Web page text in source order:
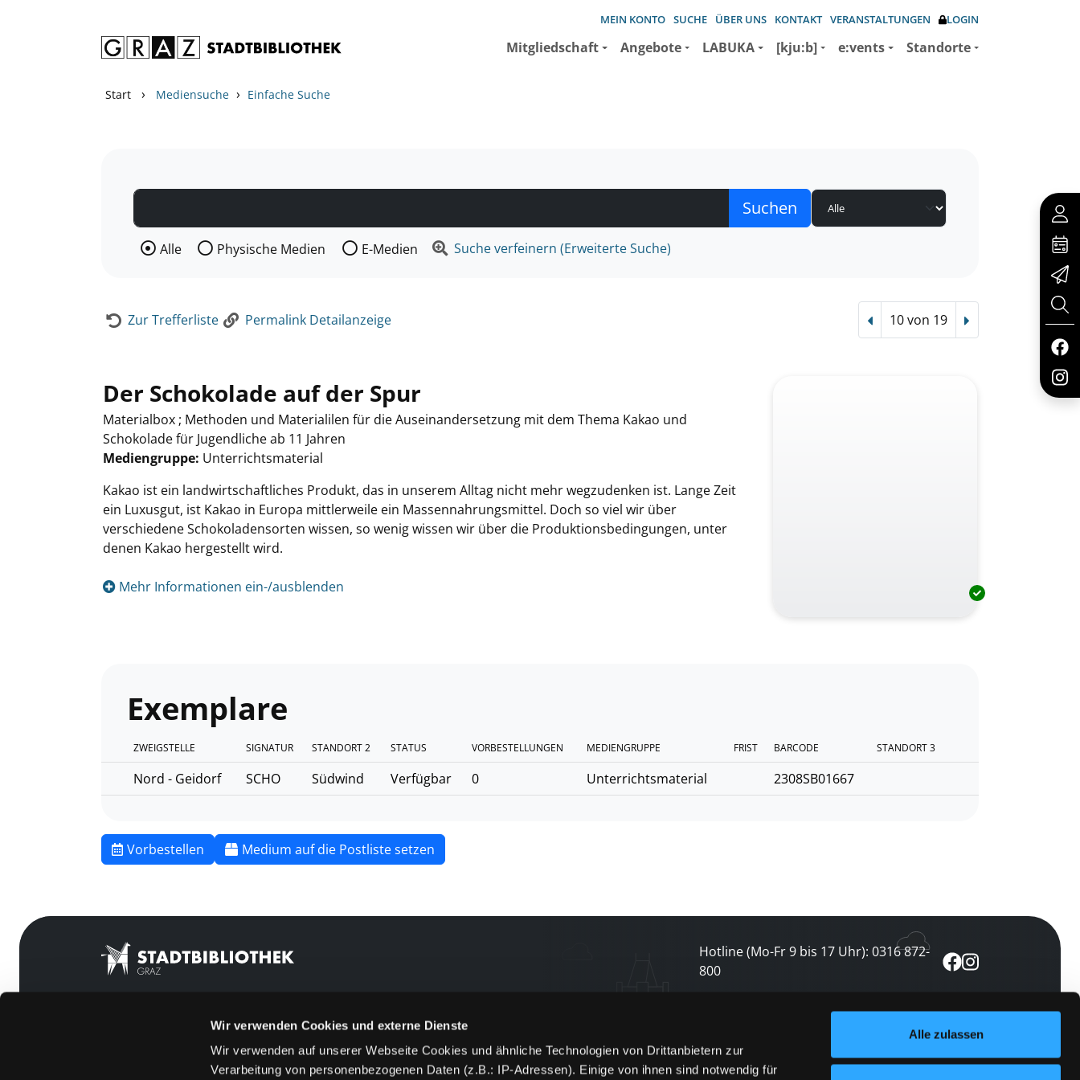
Wir verwenden Cookies und externe Dienste
Wir verwenden auf unserer Webseite Cookies und ähnliche Technologien von Drittanbietern zur
Verarbeitung von personenbezogenen Daten (z.B.: IP-Adressen). Einige von ihnen sind notwendig für
Alle zulassen
MEIN KONTO SUCHE ÜBER UNS KONTAKT VERANSTALTUNGEN LOGIN
Mitgliedschaft Angebote LABUKA [kju:b] e:vents Standorte
Start › Mediensuche › Einfache Suche
Wählen Sie die Medienart nach der Sie suchen wollen.
Alle Physische Medien E-Medien Suche verfeinern (Erweiterte Suche)
Zur Trefferliste Permalink Detailanzeige Vorheriger Treffer
10 von 19 Nächster Treffer
Der Schokolade auf der Spur
Materialbox ; Methoden und Materialilen für die Auseinandersetzung mit dem Thema Kakao und
Schokolade für Jugendliche ab 11 Jahren
Mediengruppe: Unterrichtsmaterial
Kakao ist ein landwirtschaftliches Produkt, das in unserem Alltag nicht mehr wegzudenken ist. Lange Zeit
ein Luxusgut, ist Kakao in Europa mittlerweile ein Massennahrungsmittel. Doch so viel wir über
verschiedene Schokoladensorten wissen, so wenig wissen wir über die Produktionsbedingungen, unter
denen Kakao hergestellt wird.
Mehr Informationen ein-/ausblenden
Exemplare
ZWEIGSTELLE SIGNATUR STANDORT 2 STATUS VORBESTELLUNGEN MEDIENGRUPPE FRIST BARCODE STANDORT 3
Nord - Geidorf SCHO Südwind Verfügbar 0 Unterrichtsmaterial 2308SB01667
Vorbestellen Medium auf die Postliste setzen
Hotline (Mo-Fr 9 bis 17 Uhr): 0316 872-
800
Feedback
Kontakt
Newsletter abonnieren
und keine Veranstaltung verpassen